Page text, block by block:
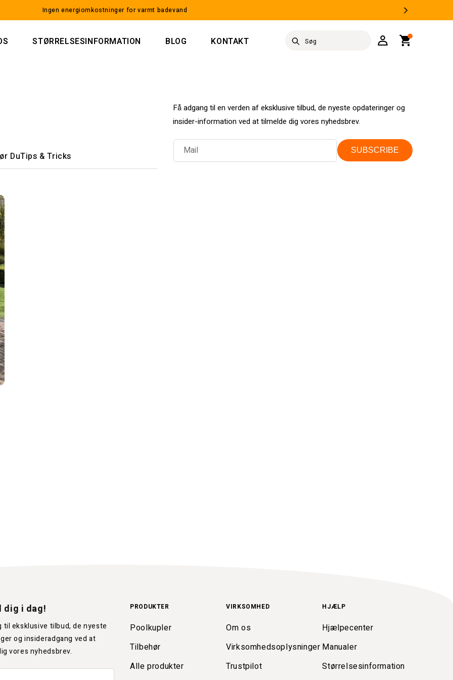
Ingen energiomkostninger for varmt badevand
STØRRELSESINFORMATION BLOG KONTAKT Søg
indIndkøbskurv
DuTips & Tricks
Få adgang til en verden af eksklusive tilbud, de nyeste opdateringer og
insider-information ved at tilmelde dig vores nyhedsbrev.
Mail SUBSCRIBE
dig i dag!
til eksklusive tilbud, de nyeste
og insideradgang ved at
vores nyhedsbrev.
PRODUKTER
Poolkupler
Tilbehør
Alle produkter
VIRKSOMHED
Om os
Virksomhedsoplysninger
Trustpilot
HJÆLP
Hjælpecenter
Manualer
Størrelsesinformation